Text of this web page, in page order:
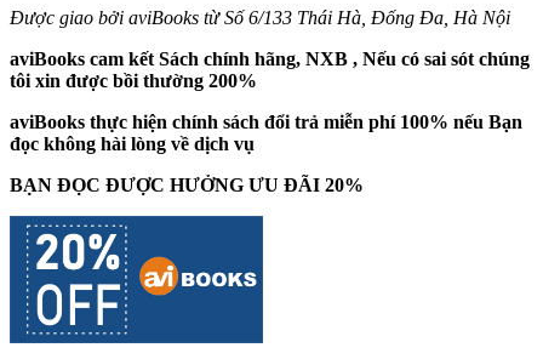
Được giao bởi aviBooks từ Số 6/133 Thái Hà, Đống Đa, Hà Nội
aviBooks cam kết Sách chính hãng, NXB , Nếu có sai sót chúng
tôi xin được bồi thường 200%
aviBooks thực hiện chính sách đổi trả miễn phí 100% nếu Bạn
đọc không hài lòng về dịch vụ
BẠN ĐỌC ĐƯỢC HƯỞNG ƯU ĐÃI 20%